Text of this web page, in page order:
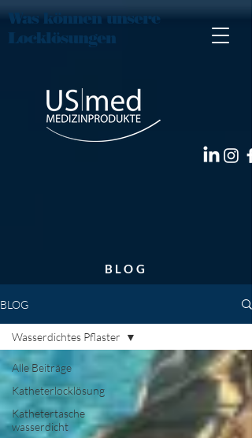
Was können unsere
Locklösungen
BLOG
BLOG
Alle Beiträge
Katheterlocklösung
Kathetertasche
wasserdicht
Wasserdichtes Pflaster